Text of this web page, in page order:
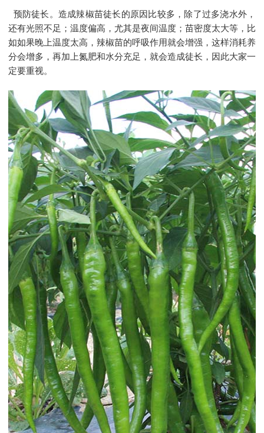
预防徒长。造成辣椒苗徒长的原因比较多，除了过多浇水外，
还有光照不足；温度偏高，尤其是夜间温度；苗密度太大等，比
如如果晚上温度太高，辣椒苗的呼吸作用就会增强，这样消耗养
分会增多，再加上氮肥和水分充足，就会造成徒长，因此大家一
定要重视。